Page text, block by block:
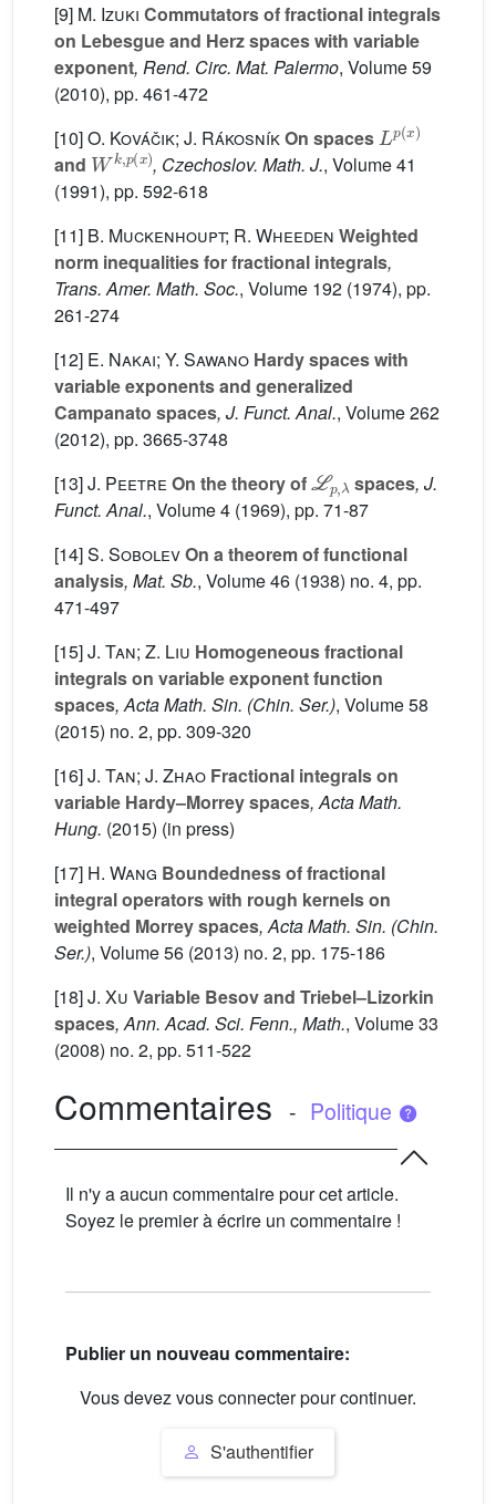
[9] M. Izuki Commutators of fractional integrals
on Lebesgue and Herz spaces with variable
exponent, Rend. Circ. Mat. Palermo, Volume 59
(2010), pp. 461-472
[10]O. Kováčik; J. RákosníkOn spaces
p( x
and
W k,p(x)
, Czechoslov. Math. J., Volume 41
(1991), pp. 592-618
[11] B. Muckenhoupt; R. Wheeden Weighted
norm inequalities for fractional integrals,
Trans. Amer. Math. Soc., Volume 192 (1974), pp.
261-274
[12] E. Nakai; Y. Sawano Hardy spaces with
variable exponents and generalized
Campanato spaces, J. Funct. Anal., Volume 262
(2012), pp. 3665-3748
[13]J. Peetre On the theory of
Lp
spaces, J.
Funct. Anal., Volume 4 (1969), pp. 71-87
[14]S. SobolevOn a theorem of functional
analysis, Mat. Sb., Volume 46 (1938) no. 4, pp.
471-497
[15]J. Tan; Z. Liu Homogeneous fractional
integrals on variable exponent function
spaces, Acta Math. Sin. (Chin. Ser.), Volume 58
(2015) no. 2, pp. 309-320
[16]J. Tan; J. Zhao Fractional integrals on
variable Hardy–Morrey spaces, Acta Math.
Hung. (2015) (in press)
[17] H. Wang Boundedness of fractional
integral operators with rough kernels on
weighted Morrey spaces, Acta Math. Sin. (Chin.
Ser.), Volume 56 (2013) no. 2, pp. 175-186
[18]J. Xu Variable Besov and Triebel–Lizorkin
spaces, Ann. Acad. Sci. Fenn., Math., Volume 33
(2008) no. 2, pp. 511-522
Commentaires - Politique
Il n'y a aucun commentaire pour cet article.
Soyez le premier à écrire un commentaire !
Publier un nouveau commentaire:
Vous devez vous connecter pour continuer.
S'authentifier